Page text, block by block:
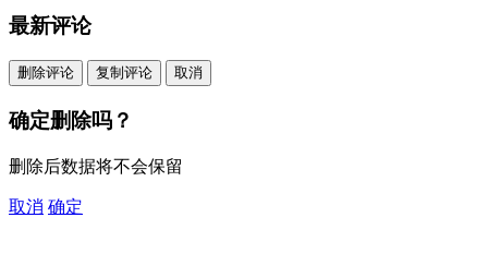
最新评论
删除评论 复制评论 取消
确定删除吗？
删除后数据将不会保留
取消 确定